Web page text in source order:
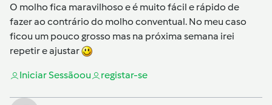
O molho fica maravilhoso e é muito fácil e rápido de
fazer ao contrário do molho conventual. No meu caso
ficou um pouco grosso mas na próxima semana irei
repetir e ajustar
Iniciar Sessãoou registar-se